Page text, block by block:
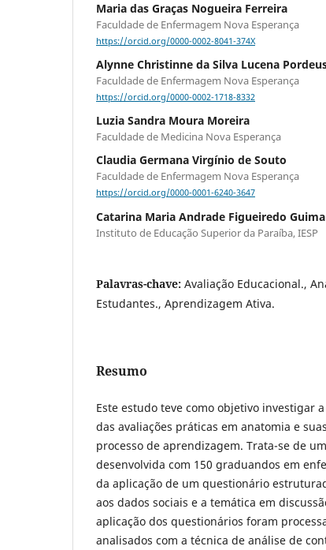
Maria das Graças Nogueira Ferreira
Faculdade de Enfermagem Nova Esperança
https://orcid.org/0000-0002-8041-374X
Alynne Christinne da Silva Lucena
Faculdade de Enfermagem Nova Esperança
https://orcid.org/0000-0002-1718-8332
Luzia Sandra Moura Moreira
Faculdade de Medicina Nova Esperança
Claudia Germana Virgínio de Souto
Faculdade de Enfermagem Nova Esperança
https://orcid.org/0000-0001-6240-3647
Catarina Maria Andrade Figueiredo
Instituto de Educação Superior da Paraíba, IESP
Palavras-chave: Avaliação Educacional.,
Estudantes., Aprendizagem Ativa.
Resumo
Este estudo teve como objetivo investigar
das avaliações práticas em anatomia e
processo de aprendizagem. Trata-se de
desenvolvida com 150 graduandos em
da aplicação de um questionário
aos dados sociais e a temática em
aplicação dos questionários foram
analisados com a técnica de análise de